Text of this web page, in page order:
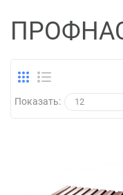
Показать: